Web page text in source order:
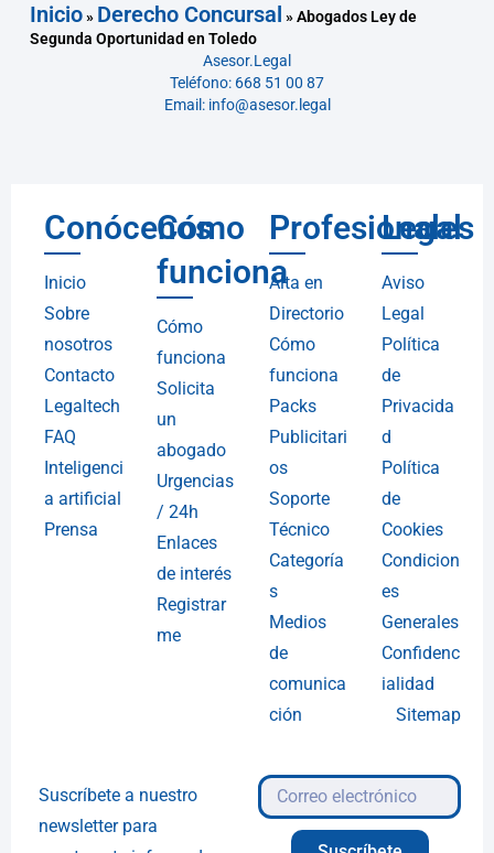
Inicio» Derecho Concursal »Abogados Ley de
Segunda Oportunidad en Toledo
Asesor.Legal
Teléfono: 668 51 00 87
Email: info@asesor.legal
Conócenos
Inicio
Sobre
nosotros
Contacto
Legaltech
FAQ
Inteligenci
a artificial
Prensa
Cómo
funciona
Cómo
funciona
Solicita
un
abogado
Urgencias
/ 24h
Enlaces
de interés
Registrar
me
Profesionales
Alta en
Directorio
Cómo
funciona
Packs
Publicitari
os
Soporte
Técnico
Categoría
s
Medios
de
comunica
ción
Legal
Aviso
Legal
Política
de
Privacida
d
Política
de
Cookies
Condicion
es
Generales
Confidenc
ialidad
Sitemap
Suscríbete a nuestro
newsletter para